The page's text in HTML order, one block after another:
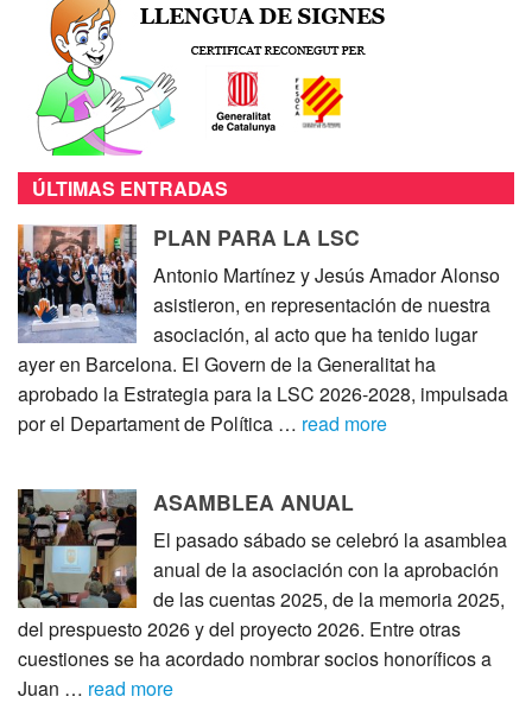
ÚLTIMAS ENTRADAS
PLAN PARA LA LSC
Antonio Martínez y Jesús Amador Alonso
asistieron, en representación de nuestra
asociación, al acto que ha tenido lugar
ayer en Barcelona. El Govern de la Generalitat ha
aprobado la Estrategia para la LSC 2026-2028, impulsada
por el Departament de Política … read more
ASAMBLEA ANUAL
El pasado sábado se celebró la asamblea
anual de la asociación con la aprobación
de las cuentas 2025, de la memoria 2025,
del prespuesto 2026 y del proyecto 2026. Entre otras
cuestiones se ha acordado nombrar socios honoríficos a
Juan … read more